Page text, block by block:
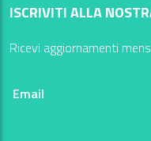
ISCRIVITI ALLA
Ricevi aggiornamenti
Email